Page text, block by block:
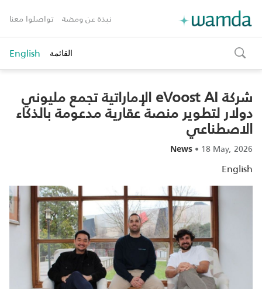
نبذة عن ومضة تواصلوا معنا
toggle
search
القائمة English
شركة eVoost AI الإماراتية تجمع مليوني
دولار لتطوير منصة عقارية مدعومة بالذكاء
الاصطناعي
News • 18 May, 2026
English